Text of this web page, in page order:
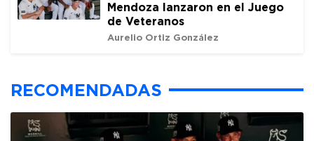
Mendoza lanzaron en el Juego
de Veteranos
Aurelio Ortiz González
RECOMENDADAS